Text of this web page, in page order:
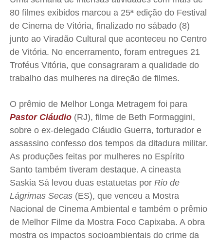
Socioeconômicas
TV Século
Educação
Segurança
Meio Ambiente
Cidades
Direitos
Colunas
Caetano Roque
Gustavo Bastos
Jr Mignone (in memorian)
Wanda Sily
Socioeconômicas
TV Século
Educação
Segurança
Meio Ambiente
Cidades
Direitos
Colunas
Caetano Roque
Gustavo Bastos
Jr Mignone (in memorian)
Wanda Sily
Socioeconômicas
TV Século
Educação
Segurança
Meio Ambiente
Cidades
Direitos
Colunas
Caetano Roque
Gustavo Bastos
Jr Mignone (in memorian)
Wanda Sily
Socioeconômicas
TV Século
Educação
Segurança
Meio Ambiente
Cidades
Direitos
Colunas
Caetano Roque
Gustavo Bastos
Jr Mignone (in memorian)
Wanda Sily
80 filmes exibidos marcou a 25ª edição do Festival
de Cinema de Vitória, finalizado no sábado (8)
junto ao Viradão Cultural que aconteceu no Centro
de Vitória. No encerramento, foram entregues 21
Troféus Vitória, que consagraram a qualidade do
trabalho das mulheres na direção de filmes.
O prêmio de Melhor Longa Metragem foi para
Pastor Cláudio (RJ), filme de Beth Formaggini,
sobre o ex-delegado Cláudio Guerra, torturador e
assassino confesso dos tempos da ditadura militar.
As produções feitas por mulheres no Espírito
Santo também tiveram destaque. A cineasta
Saskia Sá levou duas estatuetas por Rio de
Lágrimas Secas (ES), que venceu a Mostra
Nacional de Cinema Ambiental e também o prêmio
de Melhor Filme da Mostra Foco Capixaba. A obra
mostra os impactos socioambientais do crime da